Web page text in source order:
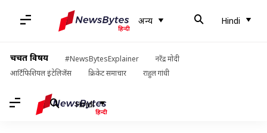
अन्य Hindi
चर्चित विषय #NewsBytesExplainer
नरेंद्र मोदी
आर्टिफिशियल इंटेलिजेंस
क्रिकेट समाचार राहुल गांधी
Hindi